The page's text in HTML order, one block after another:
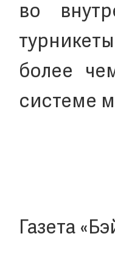
во
более
системе
Газета